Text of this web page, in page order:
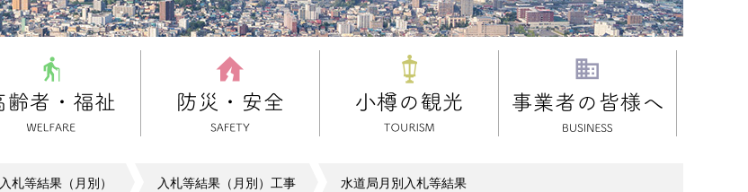
入札等結果（月別） 入札等結果（月別）工事 水道局月別入札等結果